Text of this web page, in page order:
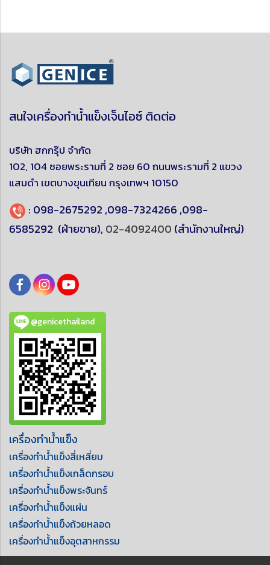
สนใจเครื่องทำน้ำแข็งเจ็นไอซ์ ติดต่อ
บริษัท ฮกกรุ๊ป จำกัด
102, 104 ซอยพระรามที่ 2 ซอย 60 ถนนพระรามที่ 2 แขวง
แสมดำ เขตบางขุนเทียนกรุงเทพฯ 10150
: 098-2675292 ,098-7324266 ,098-
6585292 (ฝ่ายขาย), 02-4092400 (สำนักงานใหญ่)
@genicethailand
เครื่องทำน้ำแข็ง
เครื่องทำน้ำแข็งสี่เหลี่ยม
เครื่องทำน้ำแข็งเกล็ดกรอบ
เครื่องทำน้ำแข็งพระจันทร์
เครื่องทำน้ำแข็งแผ่น
เครื่องทำน้ำแข็งถ้วยหลอด
เครื่องทำน้ำแข็งอุตสาหกรรม